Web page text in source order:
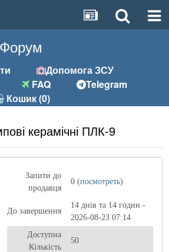
Допомога ЗСУ
FAQ
Telegram
Кошик (0)
керамічні ПЛК-9
Запити до
продавця
0 (посмотреть)
До завершення
14 днів та 14 годин -
2026-08-23 07:14
Доступна
Кількість
50